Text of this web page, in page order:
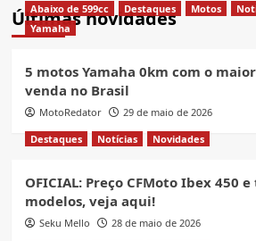
Últimas novidades
Abaixo de 599cc Destaques Motos
Yamaha
5 motos Yamaha 0km com o
venda no Brasil
MotoRedator
29 de maio de 2026
Destaques
Notícias Novidades
OFICIAL: Preço CFMoto Ibex 450
modelos, veja aqui!
Seku Mello
28 de maio de 2026